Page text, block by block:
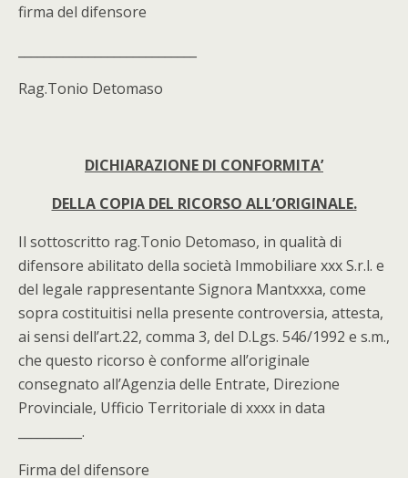
firma del difensore
Rag.Tonio Detomaso
DICHIARAZIONE DI CONFORMITA’
DELLA COPIA DEL RICORSO ALL’ORIGINALE.
Il sottoscritto rag.Tonio Detomaso, in qualità di
difensore abilitato della società Immobiliare xxx S.r.l. e
del legale rappresentante Signora Mantxxxa, come
sopra costituitisi nella presente controversia, attesta,
ai sensi dell’art.22, comma 3, del D.Lgs. 546/1992 e s.m.,
che questo ricorso è conforme all’originale
consegnato all’Agenzia delle Entrate, Direzione
Provinciale, Ufficio Territoriale di xxxx in data
__________.
Firma del difensore